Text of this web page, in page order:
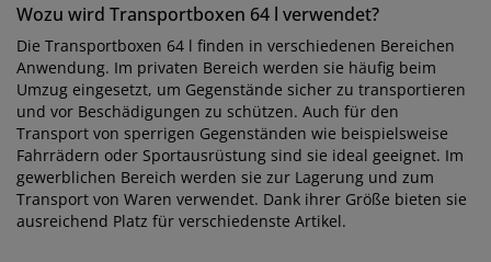
Wozu wird Transportboxen 64 l verwendet?
Die Transportboxen 64 l finden in verschiedenen Bereichen
Anwendung. Im privaten Bereich werden sie häufig beim
Umzug eingesetzt, um Gegenstände sicher zu transportieren
und vor Beschädigungen zu schützen. Auch für den
Transport von sperrigen Gegenständen wie beispielsweise
Fahrrädern oder Sportausrüstung sind sie ideal geeignet. Im
gewerblichen Bereich werden sie zur Lagerung und zum
Transport von Waren verwendet. Dank ihrer Größe bieten sie
ausreichend Platz für verschiedenste Artikel.